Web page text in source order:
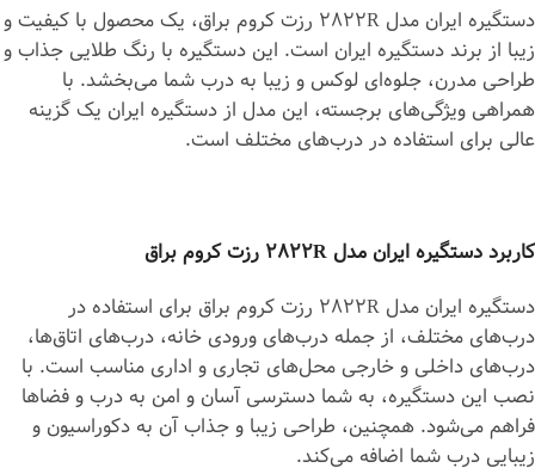
دستگیره ایران مدل 2822R رزت کروم براق، یک محصول با کیفیت و
زیبا از برند دستگیره ایران است. این دستگیره با رنگ طلایی جذاب و
طراحی مدرن، جلوه‌ای لوکس و زیبا به درب شما می‌بخشد. با
همراهی ویژگی‌های برجسته، این مدل از دستگیره ایران یک گزینه
عالی برای استفاده در درب‌های مختلف است.
کاربرد دستگیره ایران مدل 2822R رزت کروم براق
دستگیره ایران مدل 2822R رزت کروم براق برای استفاده در
درب‌های مختلف، از جمله درب‌های ورودی خانه، درب‌های اتاق‌ها،
درب‌های داخلی و خارجی محل‌های تجاری و اداری مناسب است. با
نصب این دستگیره، به شما دسترسی آسان و امن به درب و فضاها
فراهم می‌شود. همچنین، طراحی زیبا و جذاب آن به دکوراسیون و
زیبایی درب شما اضافه می‌کند.